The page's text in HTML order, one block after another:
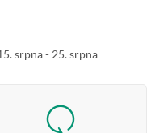
srpna - 25. srpna